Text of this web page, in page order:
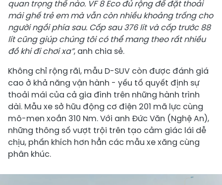
quan trọng thế nào. VF 8 Eco đủ rộng để đặt thoải
mái ghế trẻ em mà vẫn còn nhiều khoảng trống cho
người ngồi phía sau. Cốp sau 376lítvà cốp trước 88
lítcũng giúpchúng tôi có thểmang theo rất nhiều
đồ khi đi chơi xa”, anh chia sẻ.
Không chỉ rộng rãi, mẫu D-SUV còn được đánh giá
cao ở khả năng vận hành - yếu tố quyết định sự
thoải mái của cả gia đình trên những hành trình
dài. Mẫu xe sở hữu động cơ điện 201 mã lực cùng
mô-men xoắn 310 Nm. Với anh Đức Văn (Nghệ An),
những thông số vượt trội trên tạo cảm giác lái dễ
chịu, phấn khích hơn hẳn các mẫu xe xăng cùng
phân khúc.